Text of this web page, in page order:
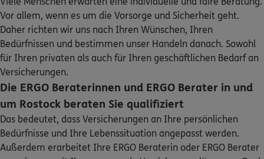
Sehen Sie auf einen Blick Ihre Versicherungen bei ERGO,
dem ERGO Rechtsschutz und der DKV.
Zum Kundenportal
Schaden oder Leistungsfall melden
Ulrich-von-Hutten-Str. 33,18069 Rostock (1.3 km)
Homepage besuchen
ERGO
Yvonne Zettl
Am Kamp 7
Homepage besuchen
ERGO
Uwe Banitz
Wismarsche Str. 27,18057 Rostock(2.0 km)
Homepage besuchen
Vor allem, wenn es um die Vorsorge und Sicherheit geht.
Daher richten wir uns nach Ihren Wünschen, Ihren
Bedürfnissen und bestimmen unser Handeln danach. Sowohl
für Ihren privaten als auch für Ihren geschäftlichen Bedarf an
Versicherungen.
Die ERGO Beraterinnen und ERGO Berater in und
um Rostock beraten Sie qualifiziert
Das bedeutet, dass Versicherungen an Ihre persönlichen
Bedürfnisse und Ihre Lebenssituation angepasst werden.
Außerdem erarbeitet Ihre ERGO Beraterin oder ERGO Berater